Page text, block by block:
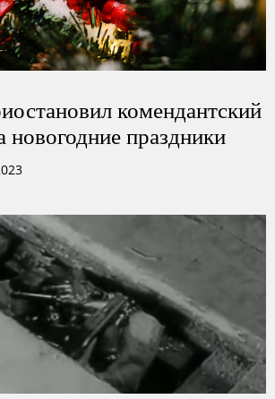
комендантский
праздники